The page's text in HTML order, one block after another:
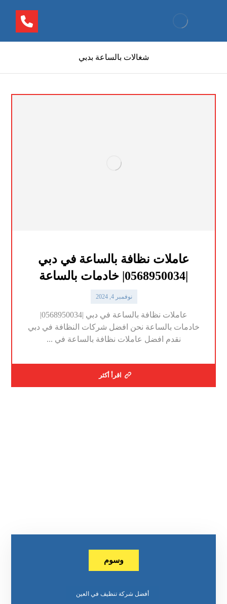
شغالات بالساعة بدبي
عاملات نظافة بالساعة في دبي
|0568950034| خادمات بالساعة
نوفمبر 4, 2024
عاملات نظافة بالساعة في دبي |0568950034|
خادمات بالساعة نحن افضل شركات النظافة في دبي
نقدم افضل عاملات نظافة بالساعة في ...
اقرأ أكثر
وسوم
أفضل شركة تنظيف في العين